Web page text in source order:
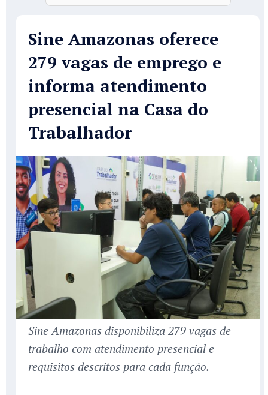
Sine Amazonas oferece
279 vagas de emprego e
informa atendimento
presencial na Casa do
Trabalhador
Sine Amazonas disponibiliza 279 vagas de
trabalho com atendimento presencial e
requisitos descritos para cada função.